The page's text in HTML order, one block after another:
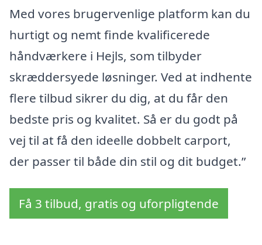
Med vores brugervenlige platform kan du
hurtigt og nemt finde kvalificerede
håndværkere i Hejls, som tilbyder
skræddersyede løsninger. Ved at indhente
flere tilbud sikrer du dig, at du får den
bedste pris og kvalitet. Så er du godt på
vej til at få den ideelle dobbelt carport,
der passer til både din stil og dit budget.”
Få 3 tilbud, gratis og uforpligtende